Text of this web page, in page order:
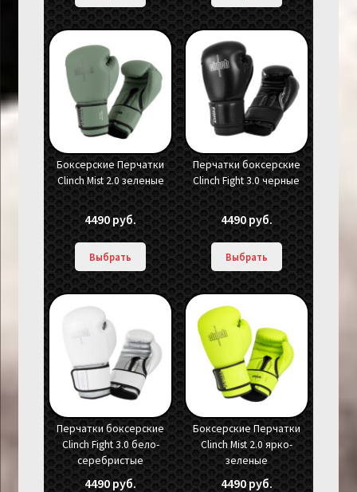
Боксерские Перчатки
Clinch Mist 2.0 зеленые
4490руб.
Выбрать
Перчатки боксерские
Clinch Fight 3.0 черные
4490руб.
Выбрать
Перчатки боксерские
Clinch Fight 3.0 бело-
серебристые
4490руб.
Боксерские Перчатки
Clinch Mist 2.0 ярко-
зеленые
4490 руб.